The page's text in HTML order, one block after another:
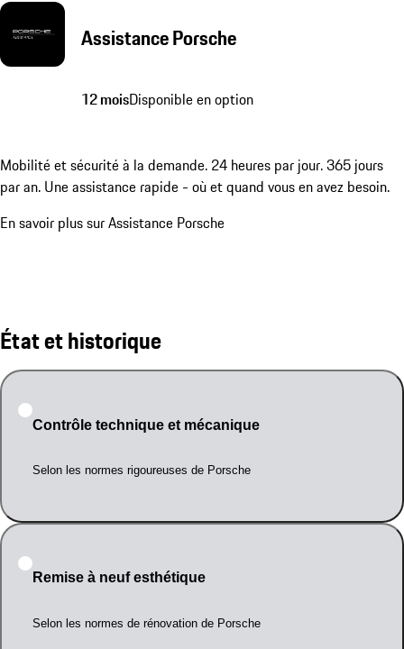
Assistance Porsche
12 moisDisponible en option
Mobilité et sécurité à la demande. 24 heures par jour. 365 jours
par an. Une assistance rapide - où et quand vous en avez besoin.
En savoir plus sur Assistance Porsche
État et historique
Contrôle technique et mécanique
Selon les normes rigoureuses de Porsche
Remise à neuf esthétique
Selon les normes de rénovation de Porsche